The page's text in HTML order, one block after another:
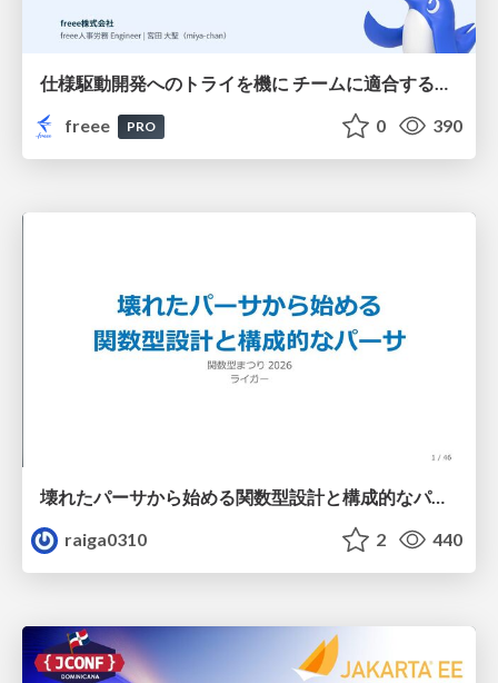
freee
PRO 0 390
壊れたパーサから始める関数型設計と構成的なパーサ #fp_matsuri
raiga0310
2 440